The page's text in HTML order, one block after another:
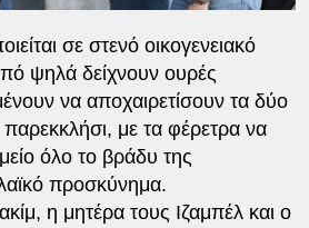
σε στενό οικογενειακό
ψηλά δείχνουν ουρές
να αποχαιρετίσουν τα δύο
με τα φέρετρα να
όλο το βράδυ της
προσκύνημα.
η μητέρα τους Ιζαμπέλ και ο